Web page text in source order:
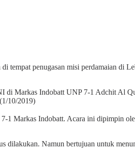
tempat penugasan misi perdamaian di
di Markas Indobatt UNP 7-1 Adchit Al
10/2019)
1 Markas Indobatt. Acara ini dipimpin
dilakukan. Namun bertujuan untuk